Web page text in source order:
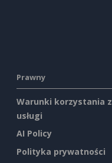
Prawny
Warunki korzystania z
usługi
AI Policy
Polityka prywatności